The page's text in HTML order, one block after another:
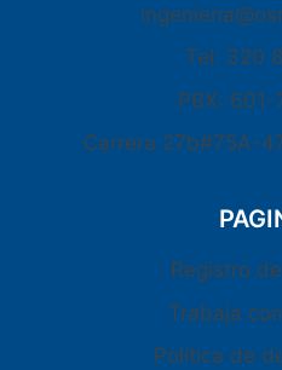
Tel: 320
PBX:
Carrera 27b#75A-
Registro
Trabaja
Política de